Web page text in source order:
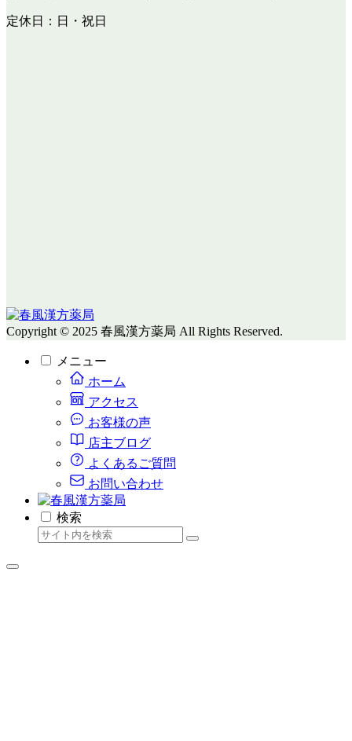
定休日：日・祝日
Copyright © 2025 春風漢方薬局 All Rights Reserved.
メニュー
ホーム
アクセス
お客様の声
店主ブログ
よくあるご質問
お問い合わせ
検索